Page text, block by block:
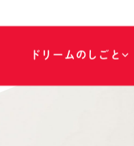
ド リ ー ム の し ご と